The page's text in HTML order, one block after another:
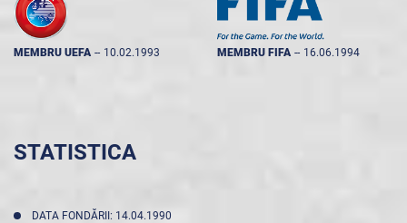
MEMBRU UEFA -- 10.02.1993 MEMBRU FIFA -- 16.06.1994
STATISTICA
DATA FONDĂRII: 14.04.1990